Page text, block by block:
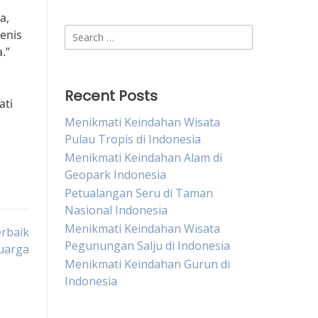
Search
for:
Recent Posts
Menikmati Keindahan Wisata
Pulau Tropis di Indonesia
Menikmati Keindahan Alam di
Geopark Indonesia
Petualangan Seru di Taman
Nasional Indonesia
Menikmati Keindahan Wisata
Pegunungan Salju di Indonesia
Menikmati Keindahan Gurun di
Indonesia